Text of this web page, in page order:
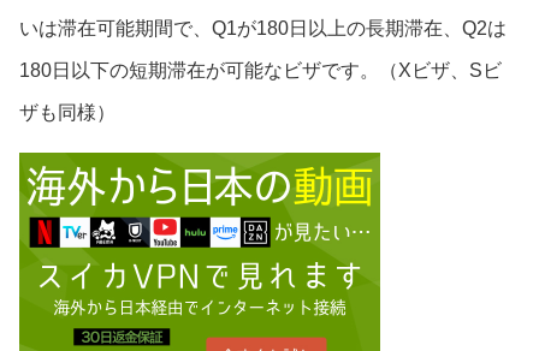
いは滞在可能期間で、Q1が180日以上の長期滞在、Q2は
180日以下の短期滞在が可能なビザです。（Xビザ、Sビ
ザも同様）